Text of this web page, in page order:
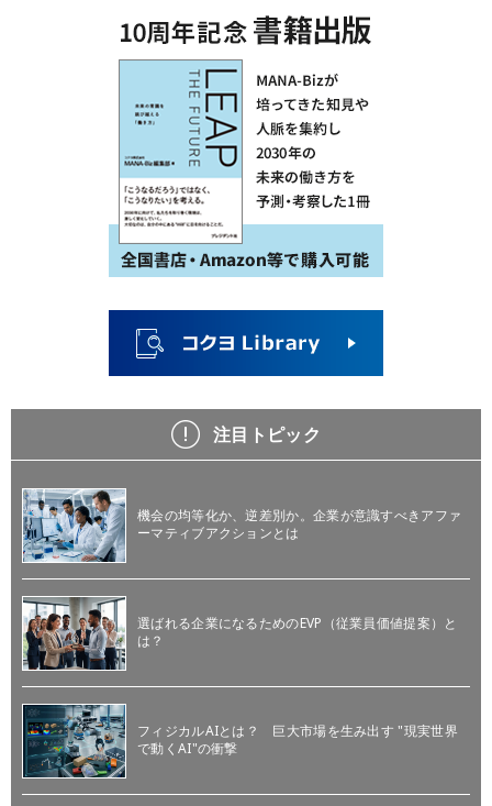
注目トピック
機会の均等化か、逆差別か。企業が意識すべきアファ
ーマティブアクションとは
選ばれる企業になるためのEVP（従業員価値提案）と
は？
フィジカルAIとは？ 巨大市場を生み出す "現実世界
で動くAI"の衝撃